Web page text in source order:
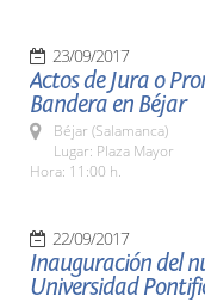
23/09/2017
Actos de Jura o
Bandera en Béjar
Béjar (Salamanca)
Lugar: Plaza Mayor
Hora: 11:00 h.
22/09/2017
Inauguración del
Universidad